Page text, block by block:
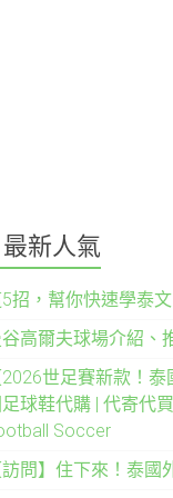
最新人氣
招，幫你快速學泰
高爾夫球場介紹、
2026世足賽新款！
足球鞋代購 | 代寄代
Soccer
訪問】住下來！泰國